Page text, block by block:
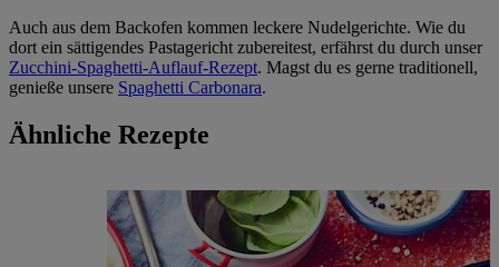
Auch aus dem Backofen kommen leckere Nudelgerichte. Wie du
dort ein sättigendes Pastagericht zubereitest, erfährst du durch unser
Zucchini-Spaghetti-Auflauf-Rezept. Magst du es gerne traditionell,
genieße unsere Spaghetti Carbonara.
Ähnliche Rezepte